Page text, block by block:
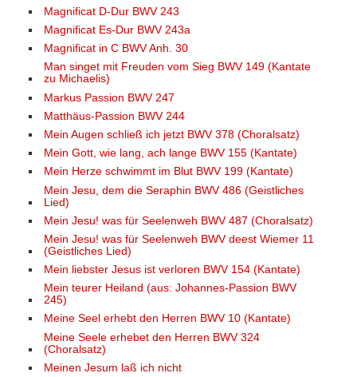
Magnificat D-Dur BWV 243
Magnificat Es-Dur BWV 243a
Magnificat in C BWV Anh. 30
Man singet mit Freuden vom Sieg BWV 149 (Kantate
zu Michaelis)
Markus Passion BWV 247
Matthäus-Passion BWV 244
Mein Augen schließ ich jetzt BWV 378 (Choralsatz)
Mein Gott, wie lang, ach lange BWV 155 (Kantate)
Mein Herze schwimmt im Blut BWV 199 (Kantate)
Mein Jesu, dem die Seraphin BWV 486 (Geistliches
Lied)
Mein Jesu! was für Seelenweh BWV 487 (Choralsatz)
Mein Jesu! was für Seelenweh BWV deest Wiemer 11
(Geistliches Lied)
Mein liebster Jesus ist verloren BWV 154 (Kantate)
Mein teurer Heiland (aus: Johannes-Passion BWV
245)
Meine Seel erhebt den Herren BWV 10 (Kantate)
Meine Seele erhebet den Herren BWV 324
(Choralsatz)
Meinen Jesum laß ich nicht